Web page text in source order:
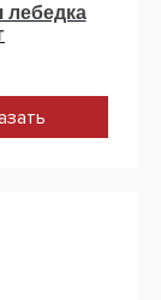
лебедка